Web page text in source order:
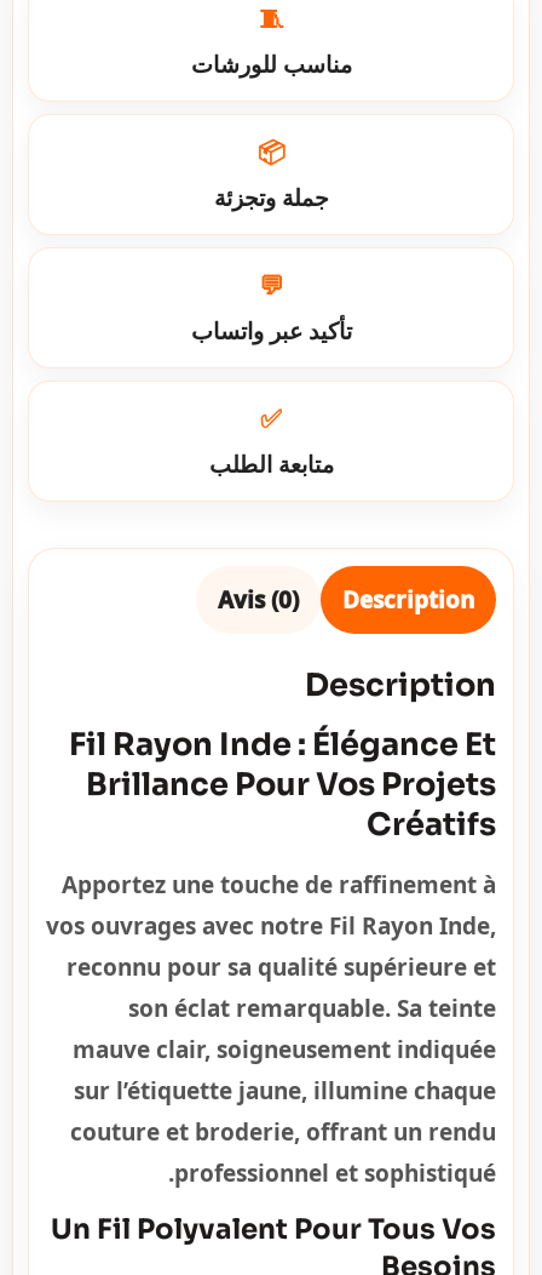
🧵
مناسب للورشات
📦
جملة وتجزئة
💬
تأكيد عبر واتساب
✅
متابعة الطلب
Description
Avis (0)
Description
Fil Rayon Inde : Élégance Et
Brillance Pour Vos Projets
Créatifs
Apportez une touche de raffinement à
vos ouvrages avec notre Fil Rayon Inde,
reconnu pour sa qualité supérieure et
son éclat remarquable. Sa teinte
mauve clair, soigneusement indiquée
sur l’étiquette jaune, illumine chaque
couture et broderie, offrant un rendu
professionnel et sophistiqué.
Un Fil Polyvalent Pour Tous Vos
Besoins